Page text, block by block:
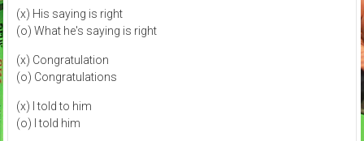
(x) His saying is right
(o) What he's saying is right
(x) Congratulation
(o) Congratulations
(x) I told to him
(o) I told him